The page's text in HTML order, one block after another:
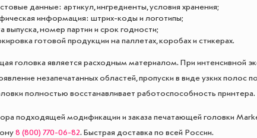
данные: артикул, ингредиенты, условия хранения;
информация: штрих-коды и логотипы;
выпуска, номер партии и срок годности;
готовой продукции на паллетах, коробах и стикерах.
головка является расходным материалом. При интенсивной
незапечатанных областей, пропуски в виде узких
полностью восстанавливает работоспособность принтера.
подходящей модификации и заказа печатающей головки
8 (800) 770-06-82. Быстрая доставка по всей России.